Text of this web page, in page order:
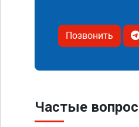
Позвонить
Частые